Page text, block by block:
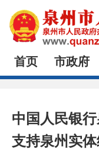
首页 市政府
中国人民银
支持泉州实